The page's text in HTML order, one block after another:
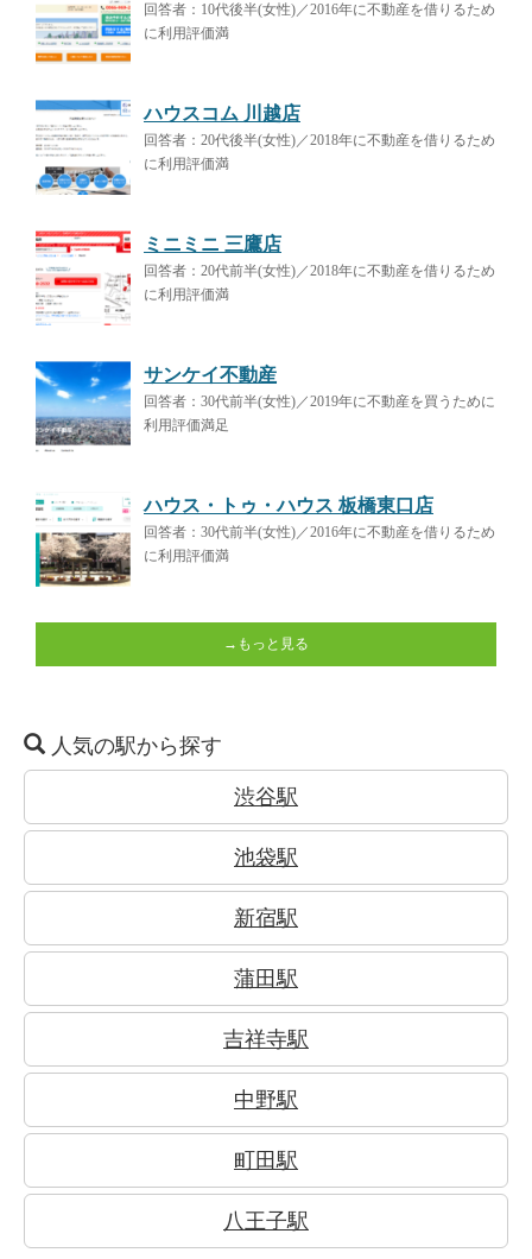
回答者：10代後半(女性)／2016年に不動産を借りるため
に利用評価満
ハウスコム 川越店
回答者：20代後半(女性)／2018年に不動産を借りるため
に利用評価満
ミニミニ 三鷹店
回答者：20代前半(女性)／2018年に不動産を借りるため
に利用評価満
サンケイ不動産
回答者：30代前半(女性)／2019年に不動産を買うために
利用評価満足
ハウス・トゥ・ハウス 板橋東口店
回答者：30代前半(女性)／2016年に不動産を借りるため
に利用評価満
→もっと見る
人気の駅から探す
渋谷駅
池袋駅
新宿駅
蒲田駅
吉祥寺駅
中野駅
町田駅
八王子駅